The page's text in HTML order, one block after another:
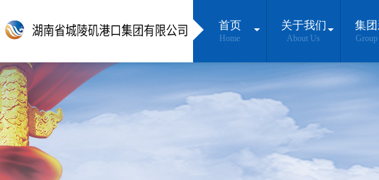
首页
Home
关于我们
About Us
集